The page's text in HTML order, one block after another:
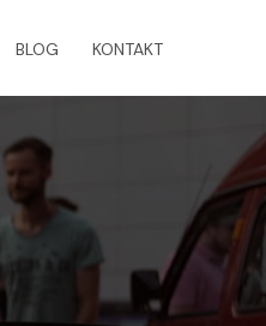
BLOG KONTAKT